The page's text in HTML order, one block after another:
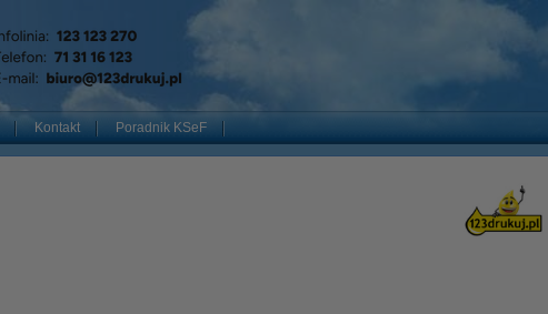
Kontakt Poradnik KSeF